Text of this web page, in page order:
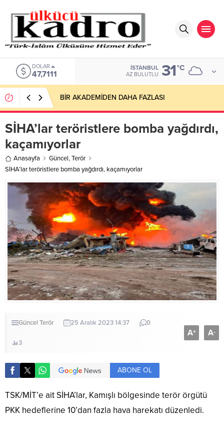
DOLAR
47,7111
İSTANBUL
AZ BULUTLU 31°C
BİR AKADEMİDEN DAHA FAZLASI
SİHA’lar teröristlere bomba yağdırdı,
kaçamıyorlar
Anasayfa Güncel,Terör
SİHA’lar teröristlere bomba yağdırdı, kaçamıyorlar
Güncel Terör 25 Aralık 2023 14:37 0
3
A+ A-
ABONE OL
TSK/MİT’e ait SİHA’lar, Kamışlı bölgesinde terör örgütü
PKK hedeflerine 10’dan fazla hava harekatı düzenledi.